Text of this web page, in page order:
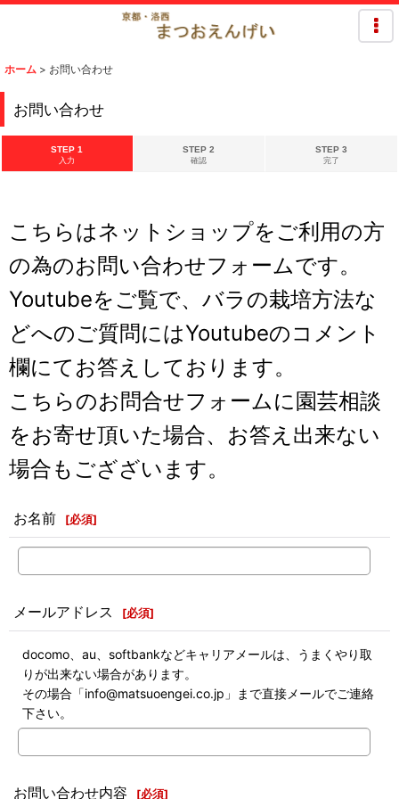
ホーム > お問い合わせ
お問い合わせ
STEP 1
入力
STEP 2
確認
STEP 3
完了
こちらはネットショップをご利用の方
の為のお問い合わせフォームです。
Youtubeをご覧で、バラの栽培方法な
どへのご質問にはYoutubeのコメント
欄にてお答えしております。
こちらのお問合せフォームに園芸相談
をお寄せ頂いた場合、お答え出来ない
場合もござざいます。
お名前 [必須]
メールアドレス [必須]
docomo、au、softbankなどキャリアメールは、うまくやり取
りが出来ない場合があります。
その場合「info@matsuoengei.co.jp」まで直接メールでご連絡
下さい。
お問い合わせ内容 [必須]